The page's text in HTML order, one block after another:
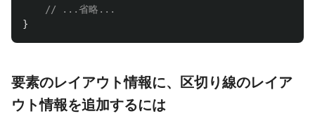
// ...省略...
}
要素のレイアウト情報に、区切り線のレイア
ウト情報を追加するには